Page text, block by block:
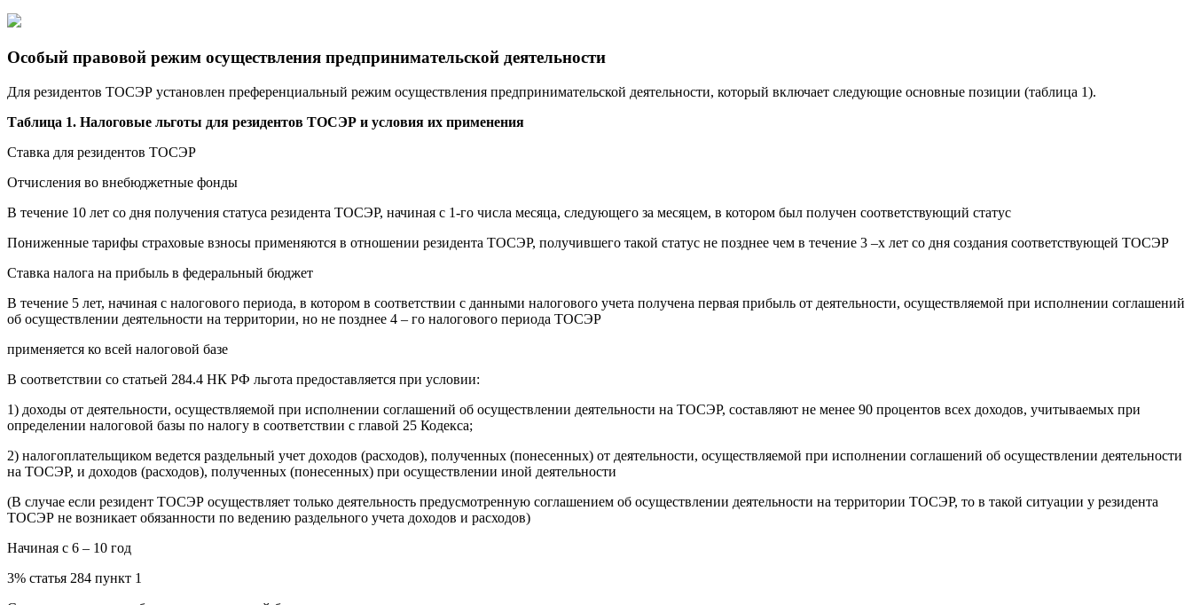
Особый правовой режим осуществления предпринимательской деятельности
Для резидентов ТОСЭР установлен преференциальный режим осуществления предпринимательской деятельности, который включает следующие основные позиции (таблица 1).
Таблица 1. Налоговые льготы для резидентов ТОСЭР и условия их применения
Ставка для резидентов ТОСЭР
Отчисления во внебюджетные фонды
В течение 10 лет со дня получения статуса резидента ТОСЭР, начиная с 1-го числа месяца, следующего за месяцем, в котором был получен соответствующий статус
Пониженные тарифы страховые взносы применяются в отношении резидента ТОСЭР, получившего такой статус не позднее чем в течение 3 –х лет со дня создания соответствующей ТОСЭР
Ставка налога на прибыль в федеральный бюджет
В течение 5 лет, начиная с налогового периода, в котором в соответствии с данными налогового учета получена первая прибыль от деятельности, осуществляемой при исполнении соглашений
об осуществлении деятельности на территории, но не позднее 4 – го налогового периода ТОСЭР
применяется ко всей налоговой базе
В соответствии со статьей 284.4 НК РФ льгота предоставляется при условии:
1) доходы от деятельности, осуществляемой при исполнении соглашений об осуществлении деятельности на ТОСЭР, составляют не менее 90 процентов всех доходов, учитываемых при
определении налоговой базы по налогу в соответствии с главой 25 Кодекса;
2) налогоплательщиком ведется раздельный учет доходов (расходов), полученных (понесенных) от деятельности, осуществляемой при исполнении соглашений об осуществлении деятельности
на ТОСЭР, и доходов (расходов), полученных (понесенных) при осуществлении иной деятельности
(В случае если резидент ТОСЭР осуществляет только деятельность предусмотренную соглашением об осуществлении деятельности на территории ТОСЭР, то в такой ситуации у резидента
ТОСЭР не возникает обязанности по ведению раздельного учета доходов и расходов)
Начиная с 6 – 10 год
3% статья 284 пункт 1